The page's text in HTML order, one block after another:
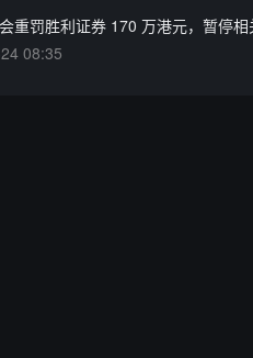
重罚胜利证券 170 万港元，暂停
08:35